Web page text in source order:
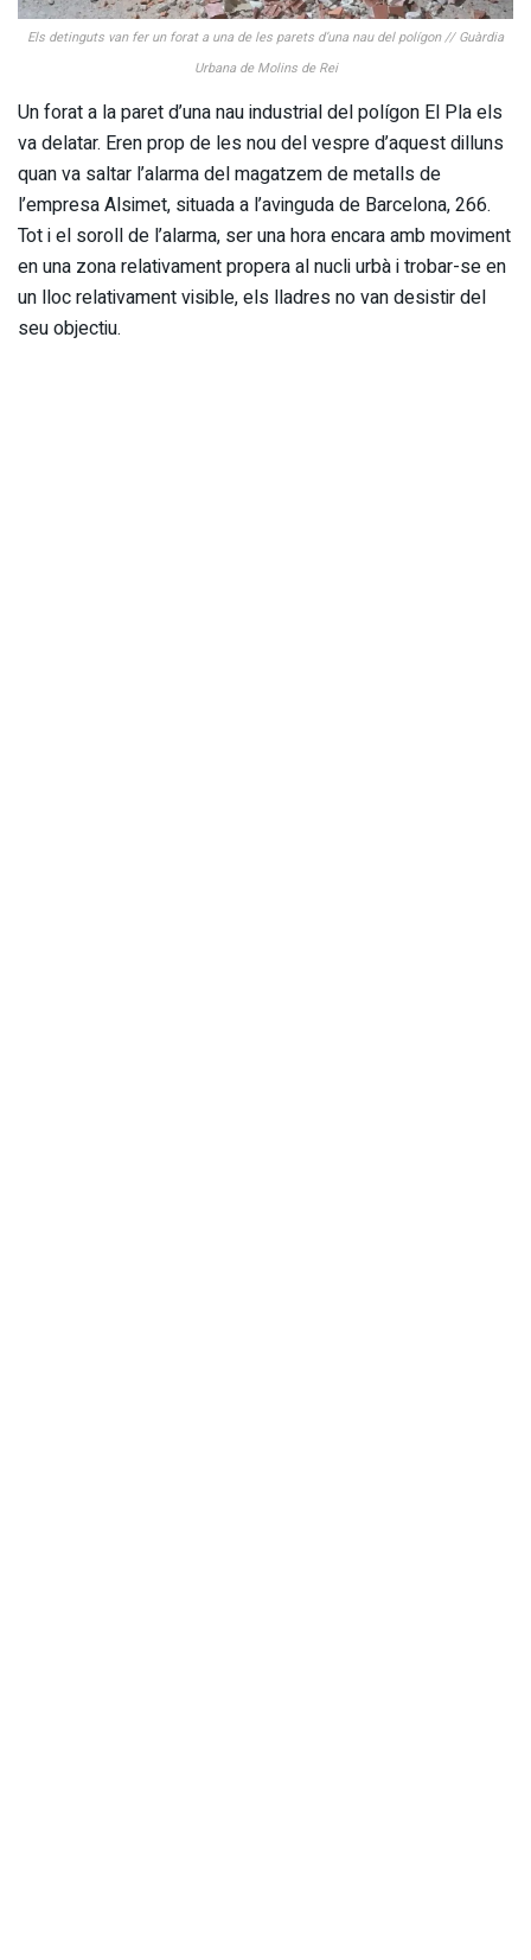
Els detinguts van fer un forat a una de les parets d’una nau del polígon // Guàrdia
Urbana de Molins de Rei
Un forat a la paret d’una nau industrial del polígon El Pla els
va delatar. Eren prop de les nou del vespre d’aquest dilluns
quan va saltar l’alarma del magatzem de metalls de
l’empresa Alsimet, situada a l’avinguda de Barcelona, 266.
Tot i el soroll de l’alarma, ser una hora encara amb moviment
en una zona relativament propera al nucli urbà i trobar-se en
un lloc relativament visible, els lladres no van desistir del
seu objectiu.